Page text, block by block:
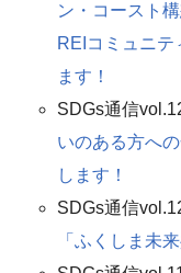
ン・コースト
REIコミュニテ
ます！​
SDGs通信
いのある方へ
します！​
SDGs通信
「ふくしま未